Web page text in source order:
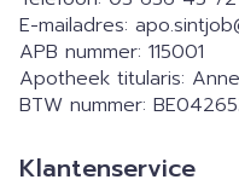
E-mailadres:
APB nummer: 115001
Apotheek titularis:
BTW nummer:
Klantenservice